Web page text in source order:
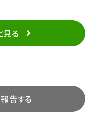
見る
告する